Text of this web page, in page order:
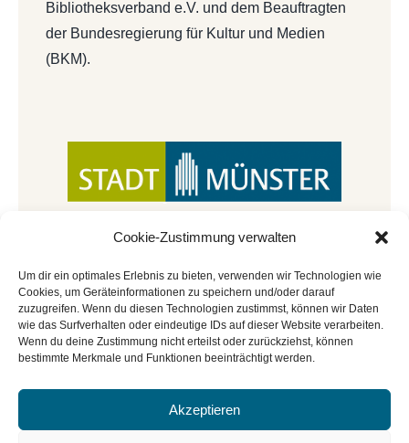
Cookie-Zustimmung verwalten
Um dir ein optimales Erlebnis zu bieten, verwenden wir Technologien wie
Cookies, um Geräteinformationen zu speichern und/oder darauf
zuzugreifen. Wenn du diesen Technologien zustimmst, können wir Daten
wie das Surfverhalten oder eindeutige IDs auf dieser Website verarbeiten.
Wenn du deine Zustimmung nicht erteilst oder zurückziehst, können
bestimmte Merkmale und Funktionen beeinträchtigt werden.
Akzeptieren
Bibliotheksverband e.V. und dem Beauftragten
der Bundesregierung für Kultur und Medien
(BKM).
© Copyright 2022 - 2026 | Mitmachbar der